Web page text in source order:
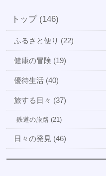
トップ (146)
ふるさと便り (22)
健康の冒険 (19)
優待生活 (40)
旅する日々 (37)
鉄道の旅路 (21)
日々の発見 (46)